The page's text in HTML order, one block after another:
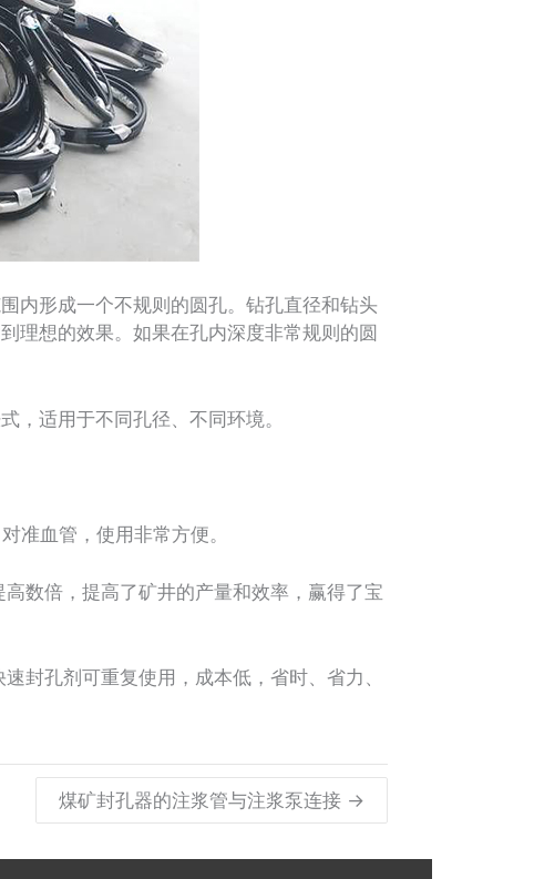
形成一个不规则的圆孔。钻孔直径和钻头
理想的效果。如果在孔内深度非常规则的圆
适用于不同孔径、不同环境。
血管，使用非常方便。
数倍，提高了矿井的产量和效率，赢得了宝
孔剂可重复使用，成本低，省时、省力、
煤矿封孔器的注浆管与注浆泵连接 →